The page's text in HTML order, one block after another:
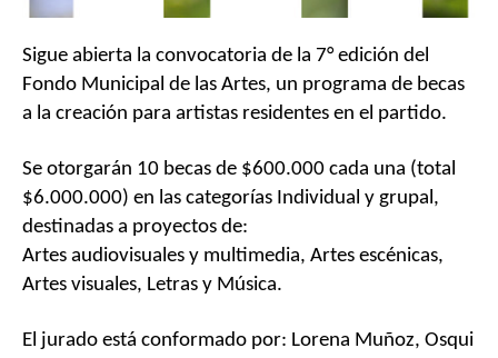
Sigue abierta la convocatoria de la 7° edición del
Fondo Municipal de las Artes, un programa de becas
a la creación para artistas residentes en el partido.
Se otorgarán 10 becas de $600.000 cada una (total
$6.000.000) en las categorías Individual y grupal,
destinadas a proyectos de:
Artes audiovisuales y multimedia, Artes escénicas,
Artes visuales, Letras y Música.
El jurado está conformado por: Lorena Muñoz, Osqui